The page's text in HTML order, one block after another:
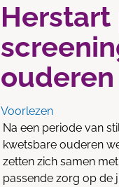
Voorlezen
Na een periode van
kwetsbare ouderen
zetten zich samen
passende zorg op de